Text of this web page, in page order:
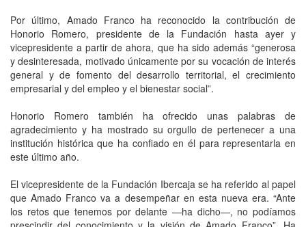
Por último, Amado Franco ha reconocido la contribución de
Honorio Romero, presidente de la Fundación hasta ayer y
vicepresidente a partir de ahora, que ha sido además “generosa
y desinteresada, motivado únicamente por su vocación de interés
general y de fomento del desarrollo territorial, el crecimiento
empresarial y del empleo y el bienestar social”.
Honorio Romero también ha ofrecido unas palabras de
agradecimiento y ha mostrado su orgullo de pertenecer a una
institución histórica que ha confiado en él para representarla en
este último año.
El vicepresidente de la Fundación Ibercaja se ha referido al papel
que Amado Franco va a desempeñar en esta nueva era. “Ante
los retos que tenemos por delante —ha dicho—, no podíamos